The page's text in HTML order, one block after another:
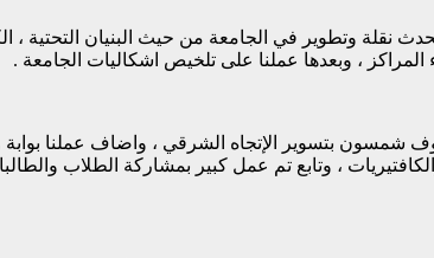
تعيينه تم في العام ٢٠٢٢م وعقب التعيين عقدنا العزم أن نحدث نقلة وتطوير في الجامعة من حيث
، وبعدها عملنا على تلخيص اشكاليات الجامعة .
شمسون بتسوير الإتجاه الشرقي ، واضاف عملنا
والكافتيريات ، وتابع تم عمل كبير بمشاركة الطلاب